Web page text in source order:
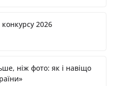
2026
ніж фото: як і навіщо